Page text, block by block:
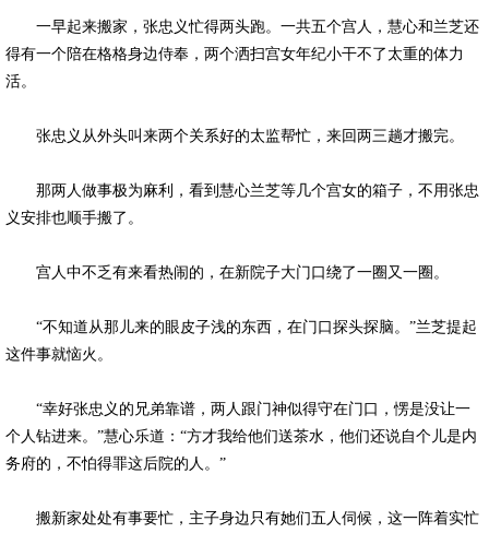
一早起来搬家，张忠义忙得两头跑。一共五个宫人，慧心和兰芝还
得有一个陪在格格身边侍奉，两个洒扫宫女年纪小干不了太重的体力
活。
张忠义从外头叫来两个关系好的太监帮忙，来回两三趟才搬完。
那两人做事极为麻利，看到慧心兰芝等几个宫女的箱子，不用张忠
义安排也顺手搬了。
宫人中不乏有来看热闹的，在新院子大门口绕了一圈又一圈。
“不知道从那儿来的眼皮子浅的东西，在门口探头探脑。”兰芝提起
这件事就恼火。
“幸好张忠义的兄弟靠谱，两人跟门神似得守在门口，愣是没让一
个人钻进来。”慧心乐道：“方才我给他们送茶水，他们还说自个儿是内
务府的，不怕得罪这后院的人。”
搬新家处处有事要忙，主子身边只有她们五人伺候，这一阵着实忙